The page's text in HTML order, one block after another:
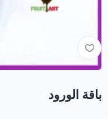
باقة الورود